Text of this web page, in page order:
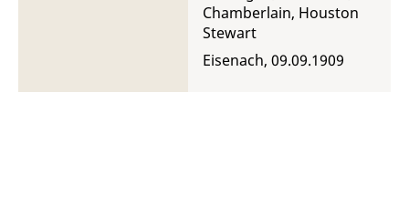
Chamberlain, Houston
Stewart
Eisenach, 09.09.1909